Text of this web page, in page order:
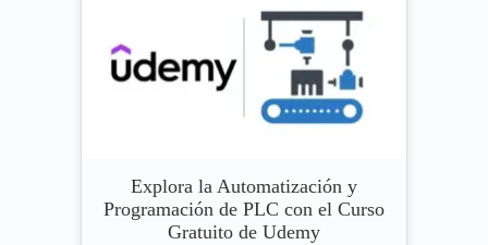
Explora la Automatización y
Programación de PLC con el Curso
Gratuito de Udemy